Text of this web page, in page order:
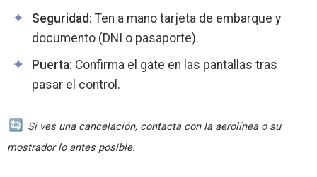
Seguridad: Ten a mano tarjeta de embarque y
documento (DNI o pasaporte).
Puerta: Confirma el gate en las pantallas tras
pasar el control.
Si ves una cancelación, contacta con la aerolínea o su
mostrador lo antes posible.